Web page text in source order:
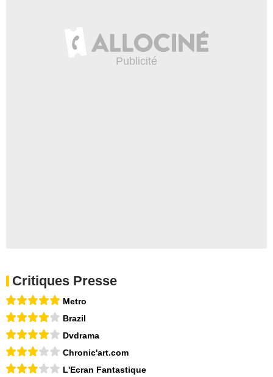
Critiques Presse
Metro
Brazil
Dvdrama
Chronic'art.com
L'Ecran Fantastique